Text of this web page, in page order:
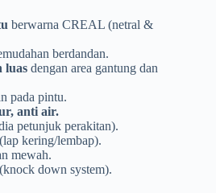
berwarna CREAL (netral &
berdandan.
luas dengan area gantung dan
pada pintu.
anti air.
petunjuk perakitan).
(lap kering/lembap).
mewah.
down system).